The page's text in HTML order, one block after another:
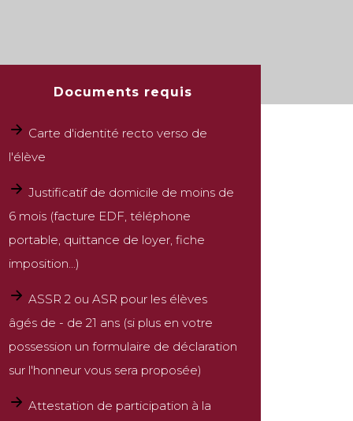
Documents requis
Carte d'identité recto verso de
l'élève
Justificatif de domicile de moins de
6 mois (facture EDF, téléphone
portable, quittance de loyer, fiche
imposition...)
ASSR 2 ou ASR pour les élèves
âgés de - de 21 ans (si plus en votre
possession un formulaire de déclaration
sur l'honneur vous sera proposée)
Attestation de participation à la